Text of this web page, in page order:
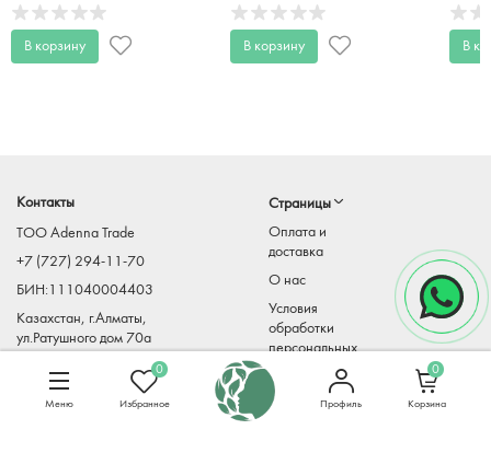
В корзину В корзину В
Контакты
TOO Adenna Trade
+7 (727) 294-11-70
БИН:111040004403
Казахстан, г.Алматы,
ул.Ратушного дом 70а
trade@mirkosmetiki.kz
Страницы
Оплата и
доставка
О нас
Условия
обработки
персональных
данных
Меню
0
Избранное Профиль
0
Корзина